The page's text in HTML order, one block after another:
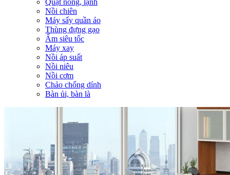
Quạt nóng, lạnh
Nồi chiên
Máy sấy quần áo
Thùng đựng gạo
Ấm siêu tốc
Máy xay
Nồi áp suất
Nồi niêu
Nồi cơm
Chảo chống dính
Bàn ủi, bàn là